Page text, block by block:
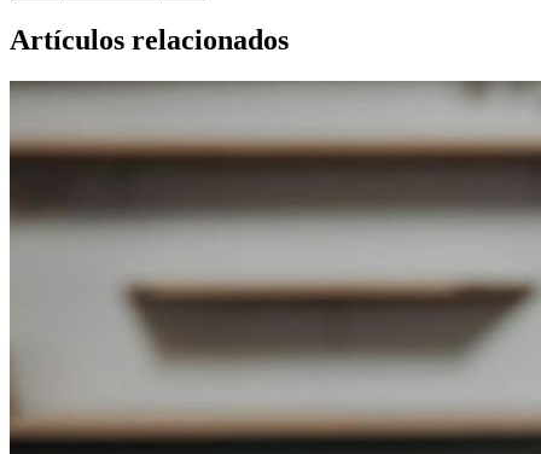
Artículos relacionados